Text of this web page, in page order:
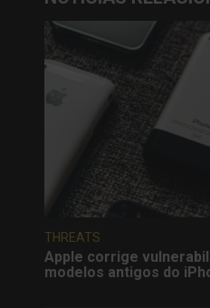
THREATS
Apple corrige
modelos antigos do